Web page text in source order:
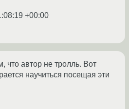
+00:00
что автор не тролль. Вот
научиться посещая эти